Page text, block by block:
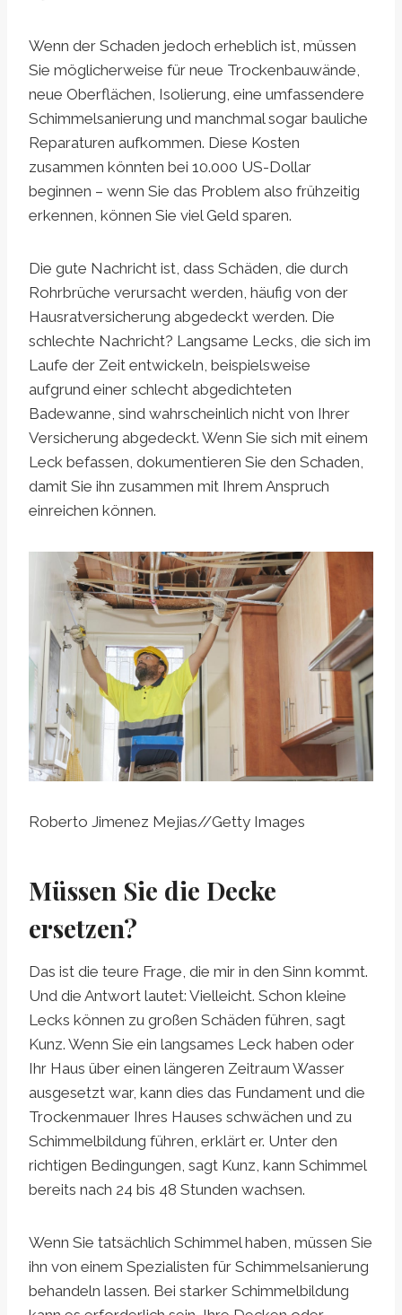
Wenn der Schaden jedoch erheblich ist, müssen
Sie möglicherweise für neue Trockenbauwände,
neue Oberflächen, Isolierung, eine umfassendere
Schimmelsanierung und manchmal sogar bauliche
Reparaturen aufkommen. Diese Kosten
zusammen könnten bei 10.000 US-Dollar
beginnen – wenn Sie das Problem also frühzeitig
erkennen, können Sie viel Geld sparen.
Die gute Nachricht ist, dass Schäden, die durch
Rohrbrüche verursacht werden, häufig von der
Hausratversicherung abgedeckt werden. Die
schlechte Nachricht? Langsame Lecks, die sich im
Laufe der Zeit entwickeln, beispielsweise
aufgrund einer schlecht abgedichteten
Badewanne, sind wahrscheinlich nicht von Ihrer
Versicherung abgedeckt. Wenn Sie sich mit einem
Leck befassen, dokumentieren Sie den Schaden,
damit Sie ihn zusammen mit Ihrem Anspruch
einreichen können.
Roberto Jimenez Mejias//Getty Images
Müssen Sie die Decke
ersetzen?
Das ist die teure Frage, die mir in den Sinn kommt.
Und die Antwort lautet: Vielleicht. Schon kleine
Lecks können zu großen Schäden führen, sagt
Kunz. Wenn Sie ein langsames Leck haben oder
Ihr Haus über einen längeren Zeitraum Wasser
ausgesetzt war, kann dies das Fundament und die
Trockenmauer Ihres Hauses schwächen und zu
Schimmelbildung führen, erklärt er. Unter den
richtigen Bedingungen, sagt Kunz, kann Schimmel
bereits nach 24 bis 48 Stunden wachsen.
Wenn Sie tatsächlich Schimmel haben, müssen Sie
ihn von einem Spezialisten für Schimmelsanierung
behandeln lassen. Bei starker Schimmelbildung